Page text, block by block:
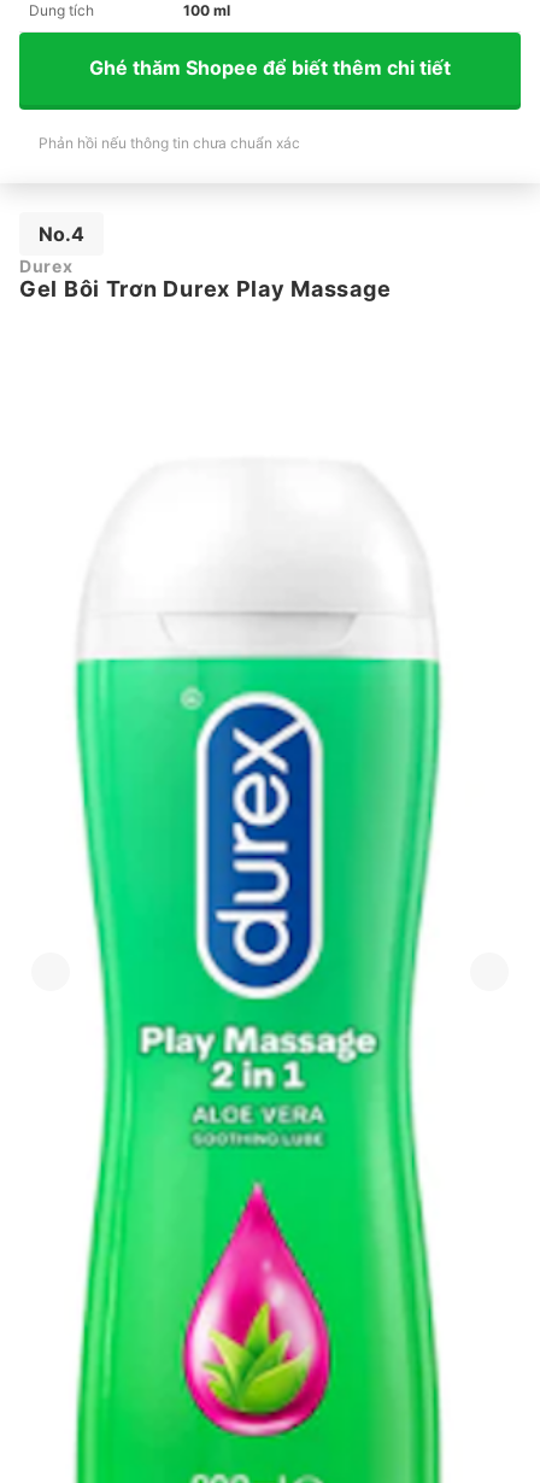
Dung tích 100 ml
Ghé thăm Shopee để biết thêm chi tiết
Phản hồi nếu thông tin chưa chuẩn xác
No.4
Durex
Gel Bôi Trơn Durex Play Massage